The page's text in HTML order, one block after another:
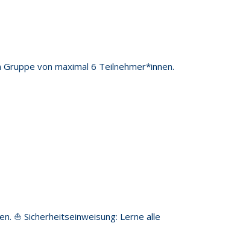
von maximal 6 Teilnehmer*innen.
⛵️ Sicherheitseinweisung: Lerne alle